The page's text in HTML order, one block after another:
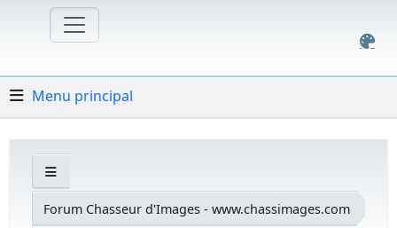
Menu principal
Forum Chasseur d'Images - www.chassimages.com